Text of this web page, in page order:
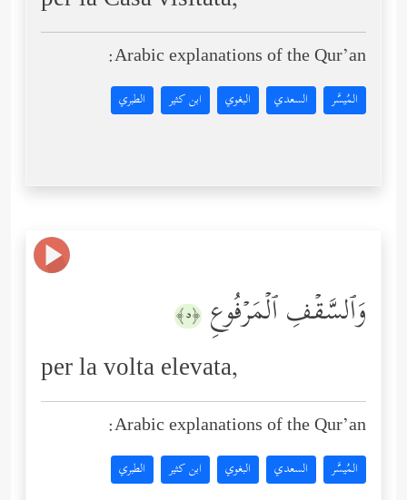
Arabic explanations of the Qur’an:
المُيسَّر السعدي البغوي ابن كثير الطبري
وَٱلسَّقۡفِ ٱلۡمَرۡفُوعِ ﴿٥﴾
per la volta elevata,
Arabic explanations of the Qur’an:
المُيسَّر السعدي البغوي ابن كثير الطبري